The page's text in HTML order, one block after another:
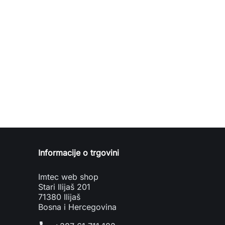
Informacije o trgovini
Imtec web shop
Stari Ilijaš 201
71380 Ilijaš
Bosna i Hercegovina